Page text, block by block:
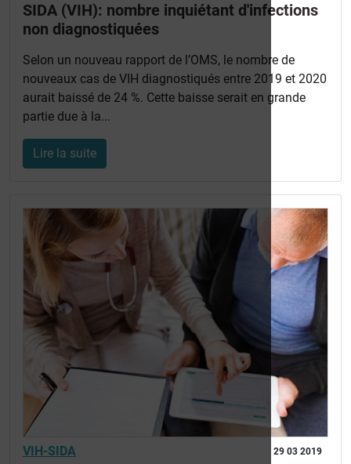
SIDA (VIH): nombre inquiétant d'infections
non diagnostiquées
Selon un nouveau rapport de l’OMS, le nombre de
nouveaux cas de VIH diagnostiqués entre 2019 et 2020
aurait baissé de 24 %. Cette baisse serait en grande
partie due à la...
Lire la suite
29 03 2019
VIH-SIDA